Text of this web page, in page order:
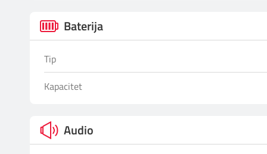
Baterija
Tip
Kapacitet
Audio